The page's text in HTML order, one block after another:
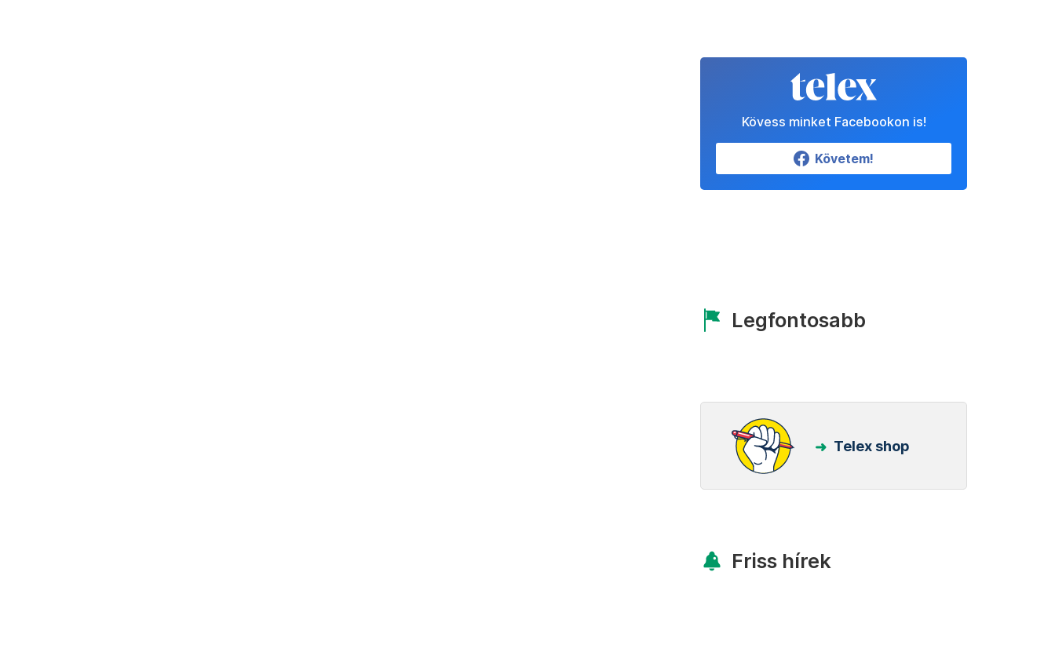
Kövess minket Facebookon is!
Követem!
Legfontosabb
Telex shop
Friss hírek